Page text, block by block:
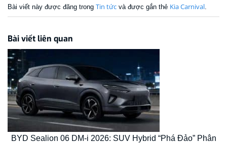
Bài viết này được đăng trong Tin tức và được gắn thẻ Kia Carnival.
Bài viết liên quan
BYD Sealion 06 DM-i 2026: SUV Hybrid “Phá Đảo” Phân